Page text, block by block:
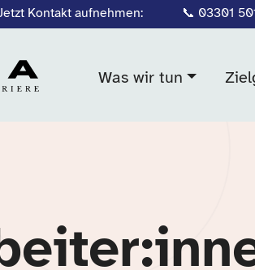
Kontakt aufnehmen: 📞 03301
Was wir tun